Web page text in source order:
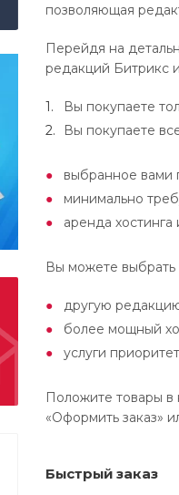
позволяющая
Перейдя на
редакций Битрикс
Вы покупаете
Вы покупаете
выбранное вами
минимально
аренда
Вы можете выбрать
другую
более мощный
услуги
Положите товары в
«Оформить заказ»
Быстрый заказ